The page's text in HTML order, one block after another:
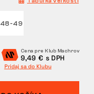
48-49
Cena pre Klub Machrov
9,49 € s DPH
Pridaj sa do Klubu